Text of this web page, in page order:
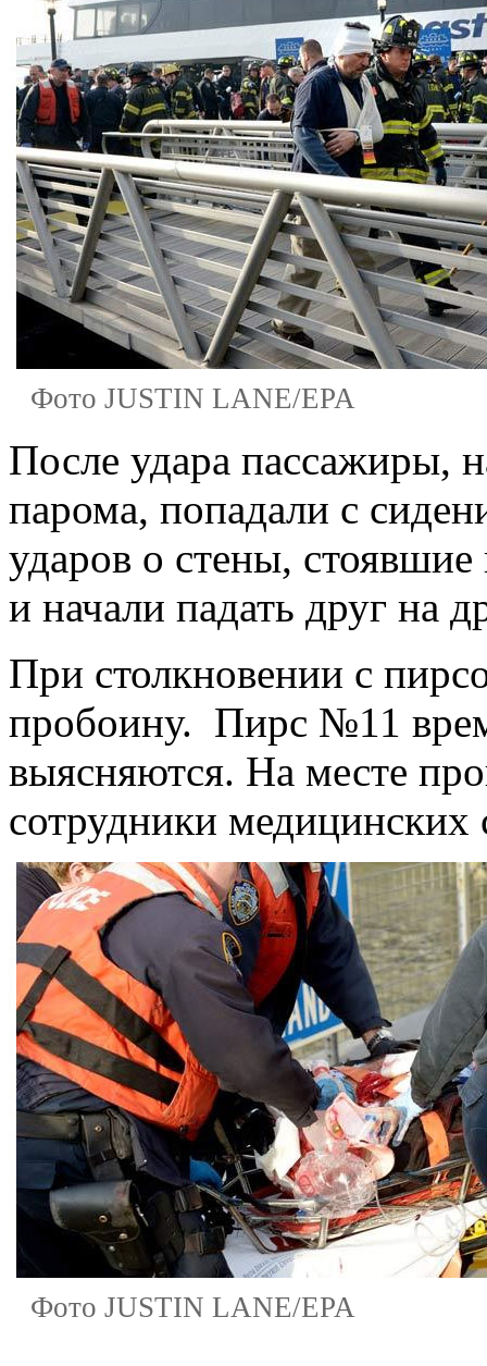
Фото JUSTIN LANE/EPA
После удара пассажиры,
парома, попадали с
ударов о стены, стоявшие
и начали падать друг на
При столкновении с
пробоину. Пирс №11
выясняются. На месте
сотрудники медицинских
Фото JUSTIN LANE/EPA